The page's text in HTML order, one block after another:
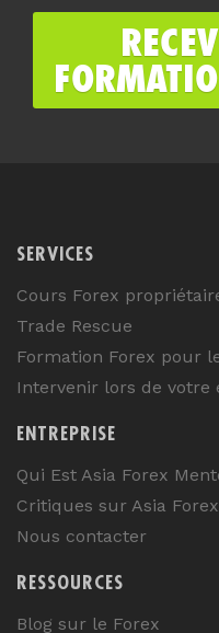
SERVICES
Cours Forex
Trade Rescue
Formation Forex pour
Intervenir lors de votre
ENTREPRISE
Qui Est Asia Forex
Critiques sur Asia
Nous contacter
RESSOURCES
Blog sur le Forex